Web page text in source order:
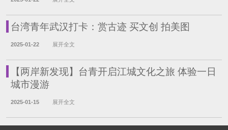
台湾青年武汉打卡：赏古迹 买文创 拍美图
2025-01-22 展开全文
【两岸新发现】台青开启江城文化之旅 体验一日
城市漫游
2025-01-15 展开全文